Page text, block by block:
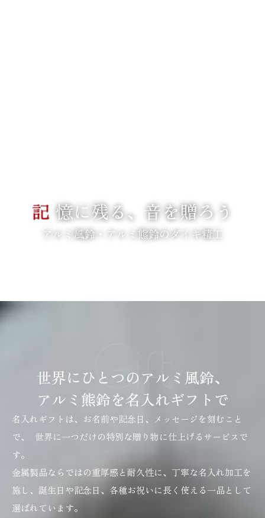
記 憶に残る、音を贈ろう
アルミ風鈴・アルミ熊鈴のダイキ精工
Gift
世界にひとつのアルミ風鈴、
アルミ熊鈴を名入れギフトで
名入れギフトは、お名前や記念日、メッセージを刻むこと
で、 世界に一つだけの特別な贈り物に仕上げるサービスで
す。
金属製品ならではの重厚感と耐久性に、丁寧な名入れ加工を
施し、誕生日や記念日、各種お祝いに長く使える一品として
選ばれています。